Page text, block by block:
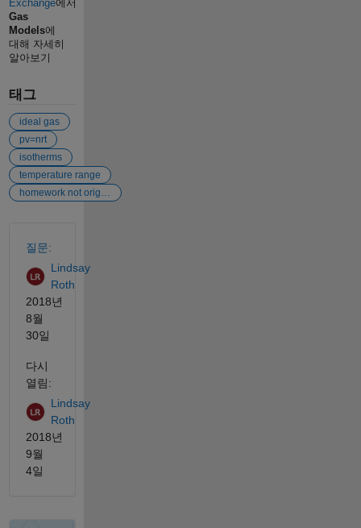
Exchange에서
Gas
Models에
대해 자세히
알아보기
태그
ideal gas
pv=nrt
isotherms
temperature range
homework not originally tagged as homework
질문:
Lindsay
Roth
2018년
8월
30일
다시
열림:
Lindsay
Roth
2018년
9월
4일